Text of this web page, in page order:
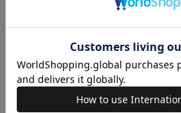
￥35,200
カラー